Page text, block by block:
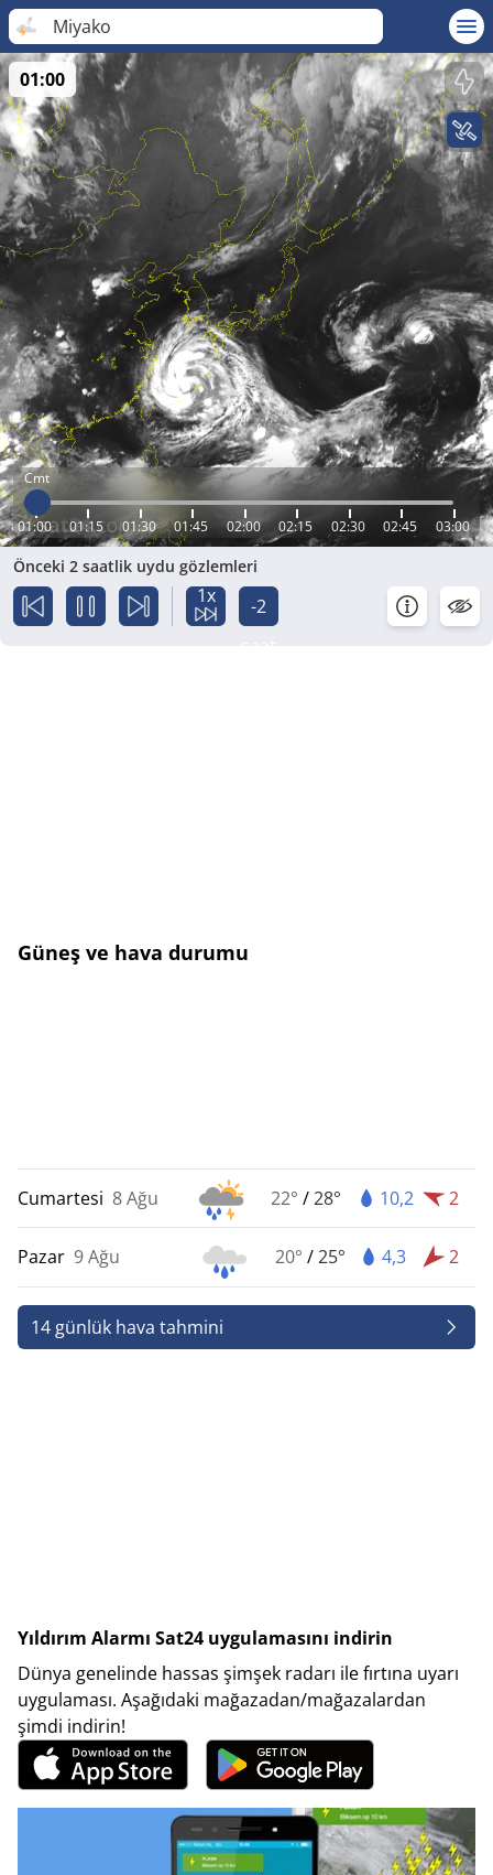
Miyako
Cmt
01:00 01:15 01:30 01:45 02:00 02:15 02:30 02:45 03:00
01:00
Önceki 2 saatlik uydu gözlemleri
1x
-2
Güneş ve hava durumu
Cumartesi 8 Ağu 22° /28° 10,2 2
Pazar 9 Ağu 20° /25° 4,3 2
14 günlük hava tahmini
Yıldırım Alarmı Sat24 uygulamasını indirin
Dünya genelinde hassas şimşek radarı ile fırtına uyarı
uygulaması. Aşağıdaki mağazadan/mağazalardan
şimdi indirin!